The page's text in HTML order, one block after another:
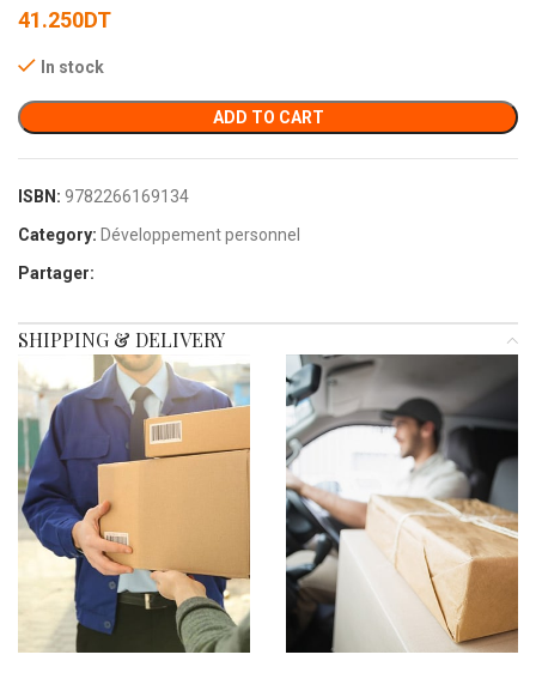
41.250DT
In stock
ADD TO CART
ISBN: 9782266169134
Category: Développement personnel
Partager:
SHIPPING & DELIVERY